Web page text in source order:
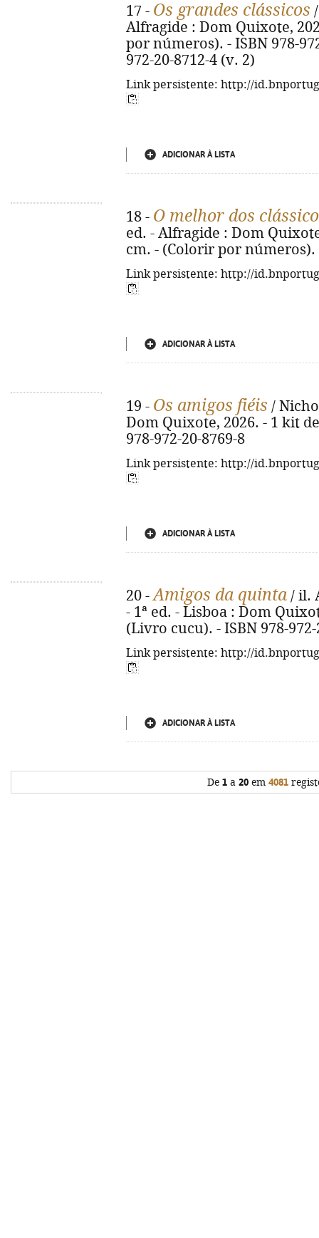
17 - Os grandes clássicos
Alfragide : Dom Quixote,
por números). - ISBN 978-
972-20-8712-4 (v. 2)
Link persistente: http://
ADICIONAR À LISTA
18 - O melhor dos
ed. - Alfragide : Dom
cm. - (Colorir por números).
Link persistente: http://
ADICIONAR À LISTA
19 - Os amigos fiéis /
Dom Quixote, 2026. - 1 kit
978-972-20-8769-8
Link persistente: http://
ADICIONAR À LISTA
20 -Amigos da quinta / il.
- 1ª ed. - Lisboa : Dom
(Livro cucu). - ISBN 978-972-
Link persistente: http://
ADICIONAR À LISTA
De 1a 20em 4081